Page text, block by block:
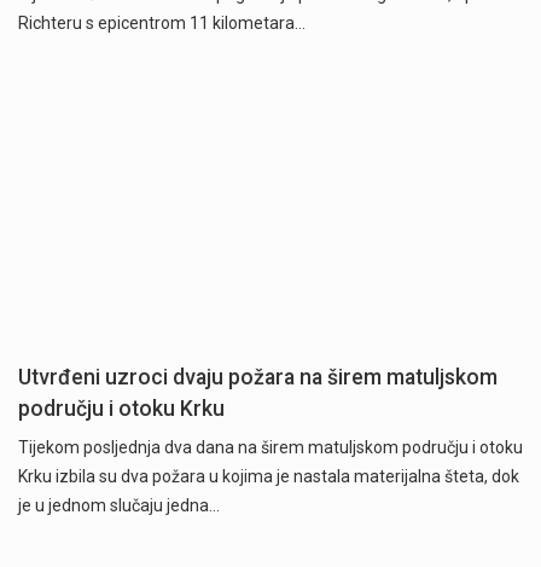
Richteru s epicentrom 11 kilometara…
Utvrđeni uzroci dvaju požara na širem matuljskom
području i otoku Krku
Tijekom posljednja dva dana na širem matuljskom području i otoku
Krku izbila su dva požara u kojima je nastala materijalna šteta, dok
je u jednom slučaju jedna…